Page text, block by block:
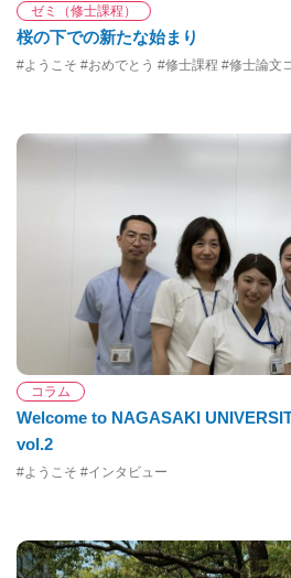
ゼミ（修士課程）
桜の下での新たな始まり
#ようこそ #おめでとう #修士課程 #修士論文
コラム
Welcome to NAGASAKI
vol.2
#ようこそ #インタビュー